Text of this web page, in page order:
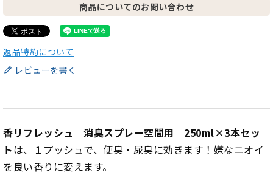
商品についてのお問い合わせ
返品特約について
レビューを書く
香リフレッシュ 消臭スプレー空間用 250ml×3本セッ
トは、１プッシュで、便臭・尿臭に効きます！嫌なニオイ
を良い香りに変えます。